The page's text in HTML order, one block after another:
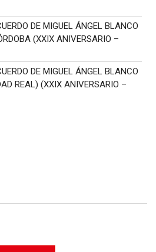
DE MIGUEL ÁNGEL BLANCO
(XXIX ANIVERSARIO –
DE MIGUEL ÁNGEL BLANCO
REAL) (XXIX ANIVERSARIO –